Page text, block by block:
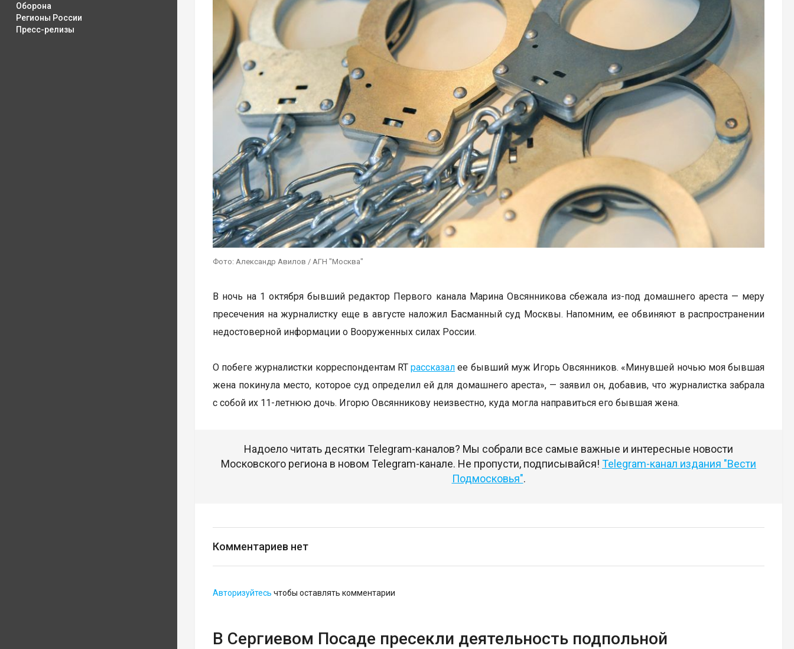
Оборона
Регионы России
Пресс-релизы
Фото: Александр Авилов / АГН "Москва"
В ночь на 1 октября бывший редактор Первого канала Марина Овсянникова сбежала из-под домашнего ареста — меру
пресечения на журналистку еще в августе наложил Басманный суд Москвы. Напомним, ее обвиняют в распространении
недостоверной информации о Вооруженных силах России.
О побеге журналистки корреспондентам RTрассказал ее бывший муж Игорь Овсянников. «Минувшей ночью моя бывшая
жена покинула место, которое суд определил ей для домашнего ареста», — заявил он, добавив, что журналистка забрала
с собой их 11-летнюю дочь. Игорю Овсянникову неизвестно, куда могла направиться его бывшая жена.
Надоело читать десятки Telegram-каналов? Мы собрали все самые важные и интересные новости
Московского региона в новом Telegram-канале. Не пропусти, подписывайся! Telegram-канал издания "Вести
Подмосковья".
Комментариев нет
Авторизуйтесь чтобы оставлять комментарии
В Сергиевом Посаде пресекли деятельность подпольной